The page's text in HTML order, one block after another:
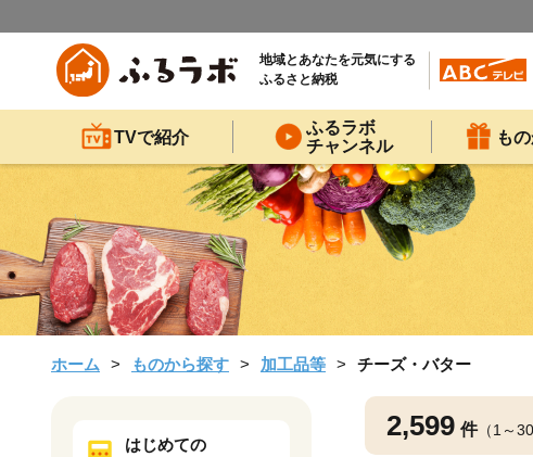
地域とあなたを元気にする
ふるさと納税
TVで紹介
ふるラボ
チャンネル
も
ホーム ものから探す 加工品等 チーズ・バター
2,599 件（1～30
はじめての